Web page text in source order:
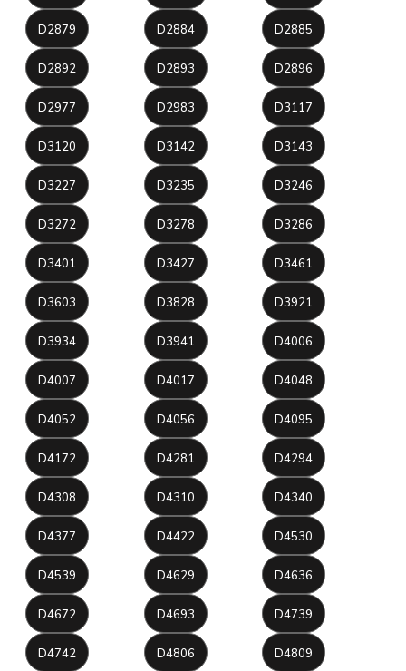
D2879 D2884 D2885
D2892 D2893 D2896
D2977 D2983 D3117
D3120 D3142 D3143
D3227 D3235 D3246
D3272 D3278 D3286
D3401 D3427 D3461
D3603 D3828 D3921
D3934 D3941 D4006
D4007 D4017 D4048
D4052 D4056 D4095
D4172 D4281 D4294
D4308 D4310 D4340
D4377 D4422 D4530
D4539 D4629 D4636
D4672 D4693 D4739
D4742 D4806 D4809